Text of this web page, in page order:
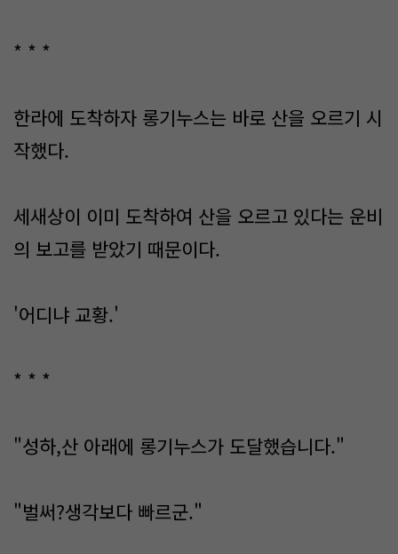
* * *
한라에 도착하자 롱기누스는 바로 산을 오르기 시
작했다.
세새상이 이미 도착하여 산을 오르고 있다는 운비
의 보고를 받았기 때문이다.
'어디냐 교황.'
* * *
"성하,산 아래에 롱기누스가 도달했습니다."
"벌써?생각보다 빠르군."